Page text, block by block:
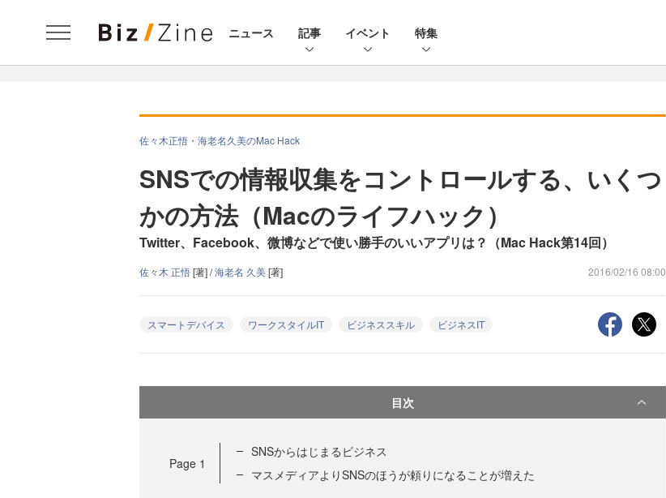
ニュース 記事 イベント 特集
佐々木正悟・海老名久美のMac Hack
SNSでの情報収集をコントロールする、いくつ
かの方法（Macのライフハック）
Twitter、Facebook、微博などで使い勝手のいいアプリは？（Mac Hack第14回）
佐々木 正悟[著] /海老名 久美[著] 2016/02/16 08:00
スマートデバイス ワークスタイルIT ビジネススキル ビジネスIT
目次
Page 1
SNSからはじまるビジネス
マスメディアよりSNSのほうが頼りになることが増えた